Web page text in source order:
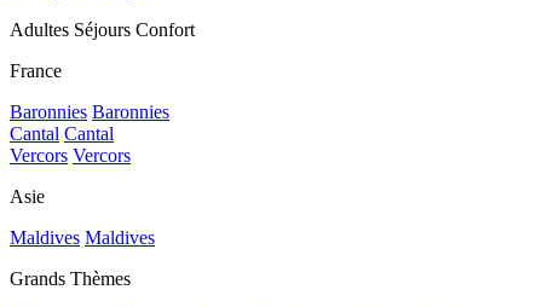
Adultes Séjours Confort
France
Baronnies Baronnies
Cantal Cantal
Vercors Vercors
Asie
Maldives Maldives
Grands Thèmes